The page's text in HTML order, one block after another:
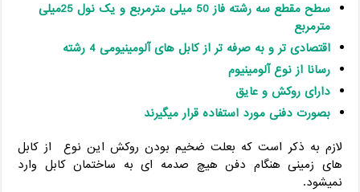
سطح مقطع سه رشته فاز 50 میلی مترمربع و یک نول 25میلی
مترمربع
اقتصادی تر و به صرفه تر از کابل های آلومینیومی 4 رشته
رسانا از نوع آلومینیوم
دارای روکش و عایق
بصورت دفنی مورد استفاده قرار میگیرند
لازم به ذکر است که بعلت ضخیم بودن روکش این نوع از کابل
های زمینی هنگام دفن هیچ صدمه ای به ساختمان کابل وارد
نمیشود.